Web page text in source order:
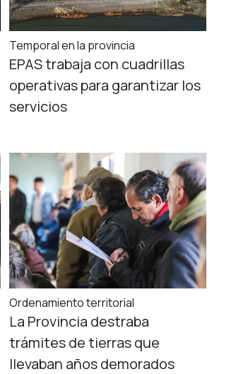
Temporal en la provincia
EPAS trabaja con cuadrillas
operativas para garantizar los
servicios
Ordenamiento territorial
La Provincia destraba
trámites de tierras que
llevaban años demorados